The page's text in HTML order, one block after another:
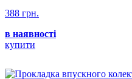
388 грн.
в наявності
купити